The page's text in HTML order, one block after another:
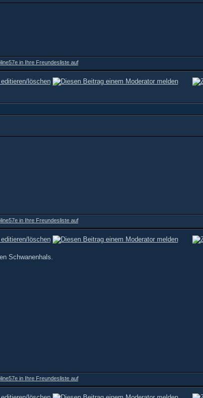
Schwanenhals.